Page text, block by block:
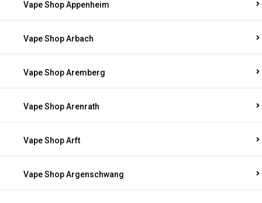
Vape Shop Appenheim
Vape Shop Arbach
Vape Shop Aremberg
Vape Shop Arenrath
Vape Shop Arft
Vape Shop Argenschwang